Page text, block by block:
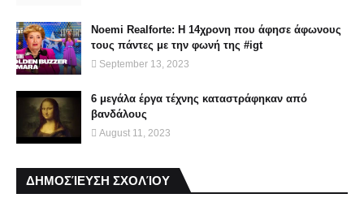
Noemi Realforte: Η 14χρονη που άφησε άφωνους
τους πάντες με την φωνή της #igt
September 13, 2023
6 μεγάλα έργα τέχνης καταστράφηκαν από
βανδάλους
August 11, 2023
ΔΗΜΟΣΊΕΥΣΗ ΣΧΟΛΊΟΥ